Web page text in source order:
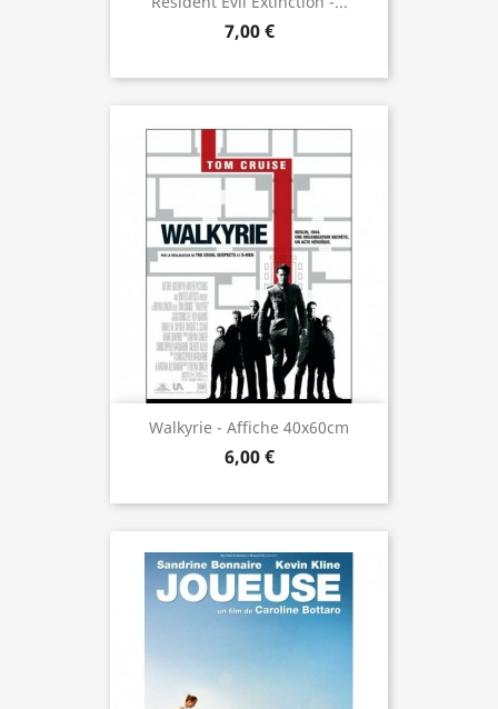
7,00 €
Walkyrie - Affiche 40x60cm
6,00 €